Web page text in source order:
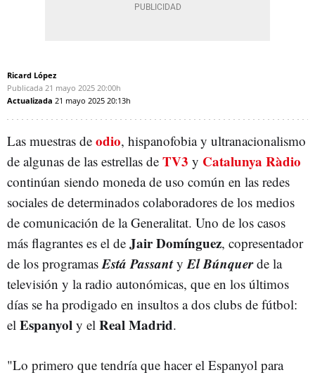
Ricard López
Publicada 21 mayo 2025 20:00h
Actualizada 21 mayo 2025 20:13h
Las muestras de odio, hispanofobia y ultranacionalismo
de algunas de las estrellas de TV3 y Catalunya Ràdio
continúan siendo moneda de uso común en las redes
sociales de determinados colaboradores de los medios
de comunicación de la Generalitat. Uno de los casos
más flagrantes es el de Jair Domínguez, copresentador
de los programasEstá PassantyEl Búnquerde la
televisión y la radio autonómicas, que en los últimos
días se ha prodigado en insultos a dos clubs de fútbol:
el Espanyol y el Real Madrid.
"Lo primero que tendría que hacer el Espanyol para